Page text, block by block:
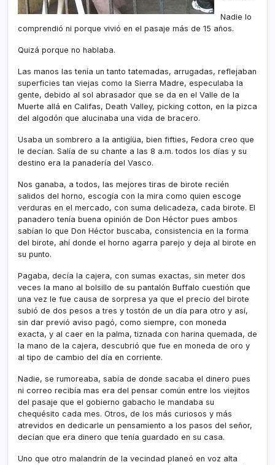
Nadie lo
comprendió ni porque vivió en el pasaje más de 15 años.
Quizá porque no hablaba.
Las manos las tení­a un tanto tatemadas, arrugadas, reflejaban
superficies tan viejas como la Sierra Madre, especulaba la
gente, debido al sol abrasador que se da en el Valle de la
Muerte allá en Califas, Death Valley, picking cotton, en la pizca
del algodón que alucinaba una vida de bracero.
Usaba un sombrero a la antigíüa, bien fifties, Fedora creo que
le decí­an. Salí­a de su chante a las 8 a.m. todos los dí­as y su
destino era la panaderí­a del Vasco.
Nos ganaba, a todos, las mejores tiras de birote recién
salidos del horno, escogí­a con la mira como quien escoge
verduras en el mercado, con suma delicadeza, cada birote. El
panadero tení­a buena opinión de Don Héctor pues ambos
sabí­an lo que Don Héctor buscaba, consistencia en la forma
del birote, ahí­ donde el horno agarra parejo y deja al birote en
su punto.
Pagaba, decí­a la cajera, con sumas exactas, sin meter dos
veces la mano al bolsillo de su pantalón Buffalo cuestión que
una vez le fue causa de sorpresa ya que el precio del birote
subió de dos pesos a tres y tostón de un dí­a para otro y así­,
sin dar previó aviso pagó, como siempre, con moneda
exacta, y al caer en la palma, tiznada con harina quemada, de
la mano de la cajera, descubrió que fue en moneda de oro y
al tipo de cambio del dí­a en corriente.
Nadie, se rumoreaba, sabí­a de donde sacaba el dinero pues
ni correo recibí­a mas era del pensar común entre los viejitos
del pasaje que el gobierno gabacho le mandaba su
chequésito cada mes. Otros, de los más curiosos y más
atrevidos en dedicarle un pensamiento a los pasos del señor,
decí­an que era dinero que tení­a guardado en su casa.
Uno que otro malandrí­n de la vecindad planeó en voz alta